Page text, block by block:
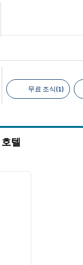
무료 조식(1)
텔
다음 이미지